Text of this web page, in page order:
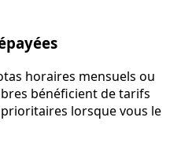
horaires mensuels ou
bénéficient de tarifs
lorsque vous le